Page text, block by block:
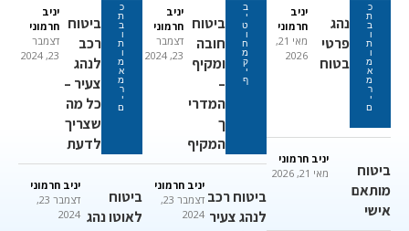
כ
ת
ב
ו
ת
ו
מ
א
מ
ר
י
ם
נהג
פרטי
בטוח
יניב
חרמוני
מאי 21,
2026
ביטוח
מותאם
אישי
יניב חרמוני
מאי 21, 2026
ב
י
ט
ו
ח
מ
ק
י
ף
ביטוח
חובה
ומקיף
–
המדרי
ך
המקיף
יניב
חרמוני
דצמבר
23, 2024
ביטוח רכב
לנהג צעיר
יניב חרמוני
דצמבר 23,
2024
כ
ת
ב
ו
ת
ו
מ
א
מ
ר
י
ם
ביטוח
רכב
לנהג
צעיר –
כל מה
שצריך
לדעת
יניב
חרמוני
דצמבר
23, 2024
ביטוח
לאוטו נהג
יניב חרמוני
דצמבר 23,
2024